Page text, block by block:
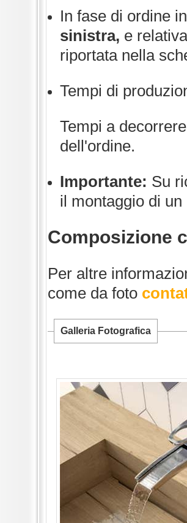
In fase di ordine
sinistra, e
riportata nella
Tempi di
Tempi a
dell'ordine.
Importante: Su
il montaggio di un
Composizione
Per altre
come da foto
Galleria Fotografica